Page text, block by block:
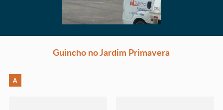
Guincho no Jardim Primavera
A